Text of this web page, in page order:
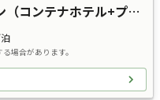
④ホテル宿泊プラン（コンテナホテル+プライベートサウナ+キャンプサイトB）
場合があります。